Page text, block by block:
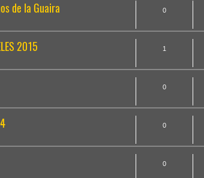
de la Guaira 0
2015 1
0
0
0